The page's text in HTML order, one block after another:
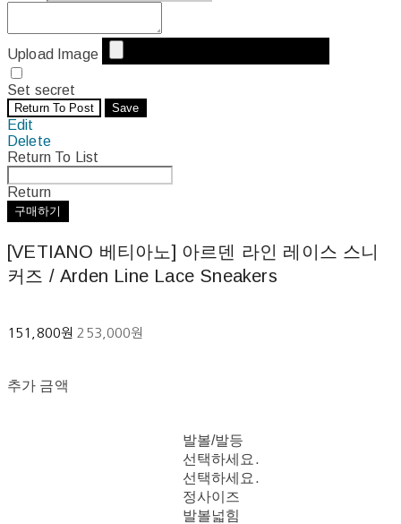
Upload Image
Set secret
Return To Post Save
Edit
Delete
Return To List
Return
구매하기
[VETIANO 베티아노] 아르덴 라인 레이스 스니
커즈 / Arden Line Lace Sneakers
151,800원 253,000원
추가 금액
발볼/발등
선택하세요.
선택하세요.
정사이즈
발볼넓힘